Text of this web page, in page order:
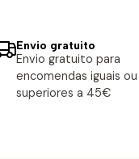
Envio gratuito
Envio gratuito para
encomendas iguais ou
superiores a 45€